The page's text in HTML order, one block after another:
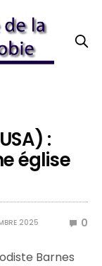
:
église
2025 0
Barnes